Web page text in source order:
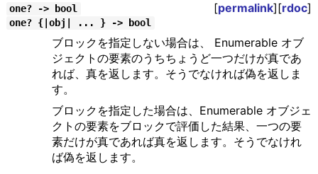
one? -> bool [permalink][rdoc]
one? {|obj| ... } -> bool
ブロックを指定しない場合は、 Enumerable オブ
ジェクトの要素のうちちょうど一つだけが真であ
れば、真を返します。そうでなければ偽を返しま
す。
ブロックを指定した場合は、Enumerable オブジェ
クトの要素をブロックで評価した結果、一つの要
素だけが真であれば真を返します。そうでなけれ
ば偽を返します。